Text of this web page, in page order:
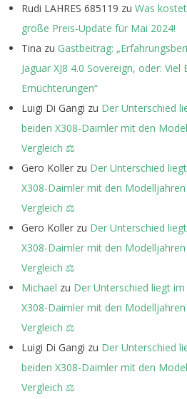
Rudi LAHRES 685119 zu Was
große Preis-Update für Mai 2024!
Tina zu Gastbeitrag:
Jaguar XJ8 4.0 Sovereign, oder: Viel
Ernüchterungen“
Luigi Di Gangi zu Der Unterschied
beiden X308-Daimler mit den
Vergleich ⚖️
Gero Koller zu Der Unterschied
X308-Daimler mit den
Vergleich ⚖️
Gero Koller zu Der Unterschied
X308-Daimler mit den
Vergleich ⚖️
Michael zu Der Unterschied liegt
X308-Daimler mit den
Vergleich ⚖️
Luigi Di Gangi zu Der Unterschied
beiden X308-Daimler mit den
Vergleich ⚖️